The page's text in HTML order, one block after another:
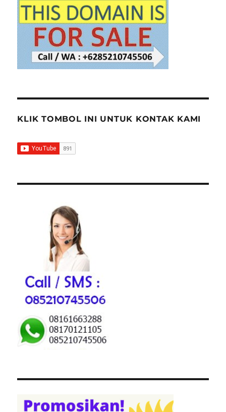
MIKROFON
CHAIRMAN
BANDUNG
KLIK TOMBOL INI UNTUK KONTAK KAMI